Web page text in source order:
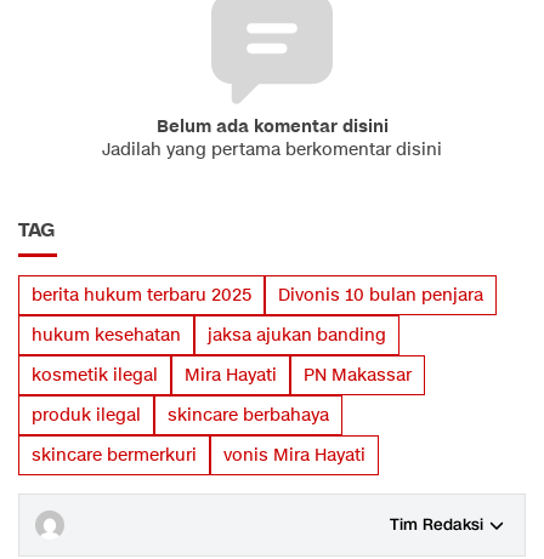
Belum ada komentar disini
Jadilah yang pertama berkomentar disini
TAG
berita hukum terbaru 2025
Divonis 10 bulan penjara
hukum kesehatan
jaksa ajukan banding
kosmetik ilegal
Mira Hayati
PN Makassar
produk ilegal
skincare berbahaya
skincare bermerkuri
vonis Mira Hayati
Tim Redaksi